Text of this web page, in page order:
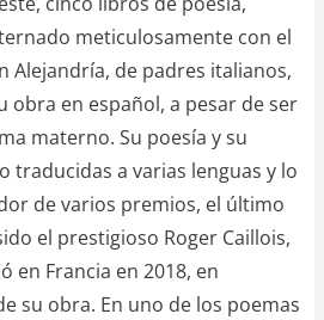
meticulosamente con el
Alejandría, de padres italianos,
obra en español, a pesar de ser
materno. Su poesía y su
traducidas a varias lenguas y lo
de varios premios, el último
el prestigioso Roger Caillois,
en Francia en 2018, en
su obra. En uno de los poemas